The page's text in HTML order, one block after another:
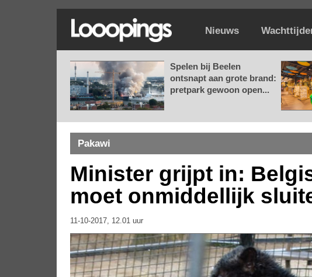
Nieuws
Spelen bij Beelen
ontsnapt aan grote brand:
pretpark gewoon open...
Pakawi
Minister grijpt in:
moet onmiddellijk
11-10-2017, 12.01 uur